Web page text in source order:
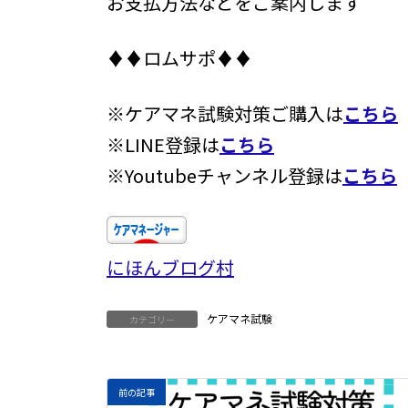
♦♦ロムサポ♦♦
※ケアマネ試験対策ご購入はこちら
※LINE登録はこちら
※Youtubeチャンネル登録はこちら
にほんブログ村
カテゴリー ケアマネ試験
前の記事